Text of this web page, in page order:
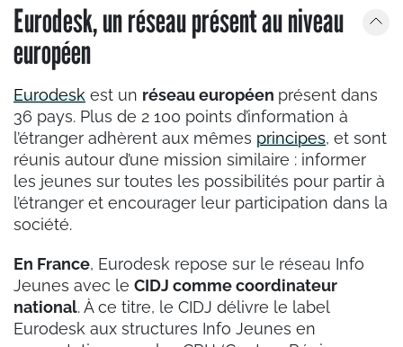
Eurodesk, un réseau présent au niveau
européen
Eurodesk est un réseau européen présent dans
36 pays. Plus de 2 100 points d’information à
l’étranger adhèrent aux mêmes principes, et sont
réunis autour d’une mission similaire : informer
les jeunes sur toutes les possibilités pour partir à
l’étranger et encourager leur participation dans la
société.
En France, Eurodesk repose sur le réseau Info
Jeunes avec le CIDJ comme coordinateur
national. À ce titre, le CIDJ délivre le label
Eurodesk aux structures Info Jeunes en